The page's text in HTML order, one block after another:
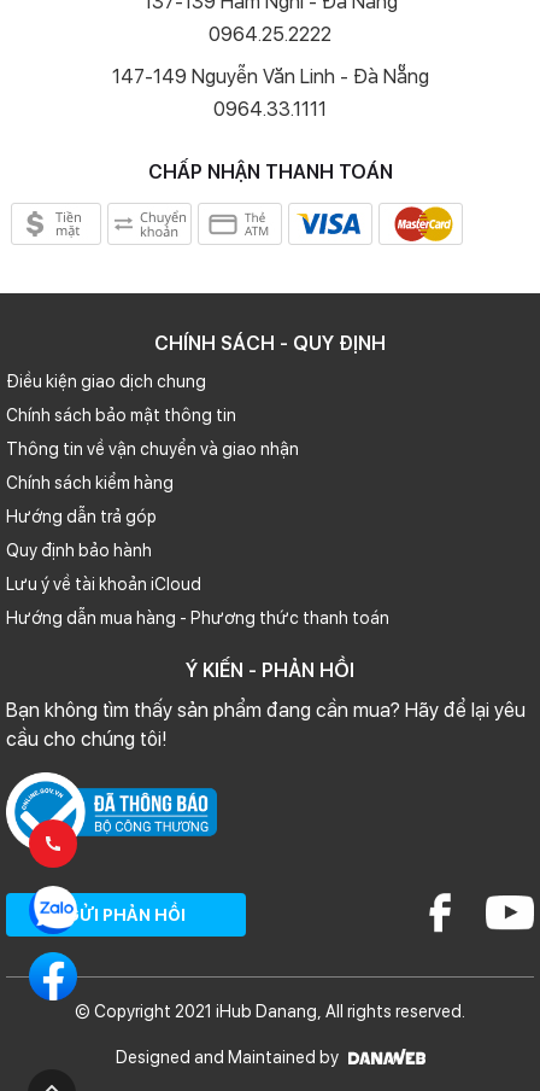
0964.25.2222
147-149 Nguyễn Văn Linh - Đà Nẵng
0964.33.1111
CHẤP NHẬN THANH TOÁN
CHÍNH SÁCH - QUY ĐỊNH
Điều kiện giao dịch chung
Chính sách bảo mật thông tin
Thông tin về vận chuyển và giao nhận
Chính sách kiểm hàng
Hướng dẫn trả góp
Quy định bảo hành
Lưu ý về tài khoản iCloud
Hướng dẫn mua hàng - Phương thức thanh toán
Ý KIẾN - PHẢN HỒI
Bạn không tìm thấy sản phẩm đang cần mua? Hãy để lại yêu
cầu cho chúng tôi!
GỬI PHẢN HỒI
© Copyright 2021 iHub Danang, All rights reserved.
Designed and Maintained by